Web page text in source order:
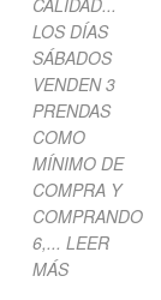
CALIDAD...
LOS DÍAS
SÁBADOS
VENDEN 3
PRENDAS
COMO
MÍNIMO DE
COMPRA Y
COMPRANDO
6,... LEER
MÁS